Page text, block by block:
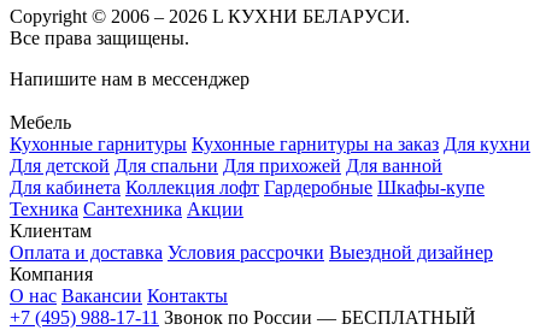
Copyright © 2006 – 2026 L КУХНИ БЕЛАРУСИ.
Все права защищены.
Напишите нам в мессенджер
Мебель
Кухонные гарнитуры Кухонные гарнитуры на заказ Для кухни
Для детской Для спальни Для прихожей Для ванной
Для кабинета Коллекция лофт Гардеробные Шкафы-купе
Техника Сантехника Акции
Клиентам
Оплата и доставка Условия рассрочки Выездной дизайнер
Компания
О нас Вакансии Контакты
+7 (495) 988-17-11 Звонок по России — БЕСПЛАТНЫЙ